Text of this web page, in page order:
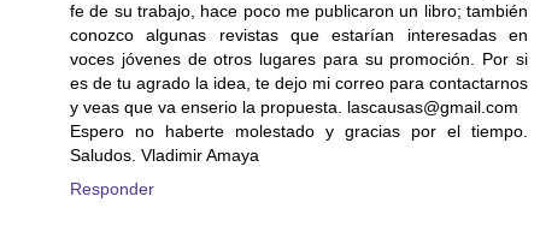
fe de su trabajo, hace poco me publicaron un libro; también
conozco algunas revistas que estarían interesadas en
voces jóvenes de otros lugares para su promoción. Por si
es de tu agrado la idea, te dejo mi correo para contactarnos
y veas que va enserio la propuesta. lascausas@gmail.com
Espero no haberte molestado y gracias por el tiempo.
Saludos. Vladimir Amaya
Responder